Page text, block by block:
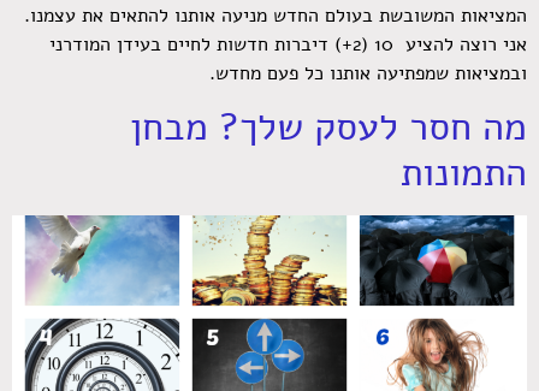
המציאות המשובשת בעולם החדש מניעה אותנו להתאים את עצמנו.
אני רוצה להציע 10 (2+) דיברות חדשות לחיים בעידן המודרני
ובמציאות שמפתיעה אותנו כל פעם מחדש.
מה חסר לעסק שלך? מבחן
התמונות